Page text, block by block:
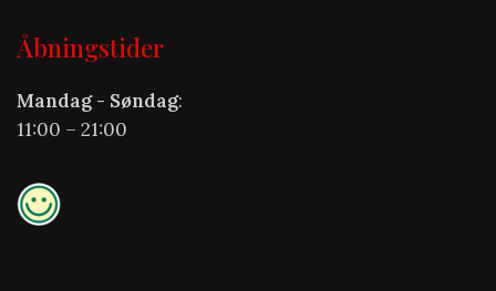
Åbningstider
Mandag - Søndag:
11:00 – 21:00